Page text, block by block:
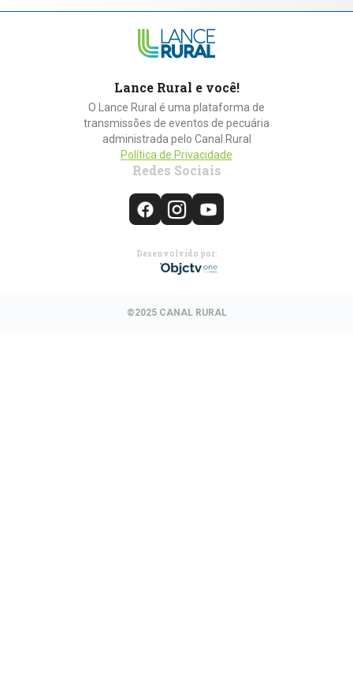
Lance Rural e você!
O Lance Rural é uma plataforma de
transmissões de eventos de pecuária
administrada pelo Canal Rural
Política de Privacidade
Redes Sociais
Desenvolvido por:
©2025 CANAL RURAL